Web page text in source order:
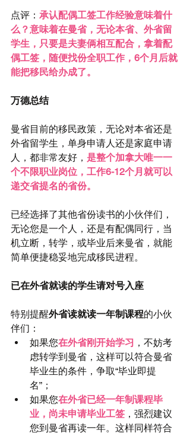
点评： 承认配偶工签工作经验意味着什
么？意味着在曼省，无论本省、外省留
学生，只要是夫妻俩相互配合，拿着配
偶工签，随便找份全职工作，6个月后就
能把移民给办成了。
万德总结
曼省目前的移民政策，无论对本省还是
外省留学生，单身申请人还是家庭申请
人，都非常友好， 是整个加拿大唯一一
个不限职业岗位，工作6-12个月就可以
递交省提名的省份。
已经选择了其他省份读书的小伙伴们，
无论您是一个人，还是有配偶同行，当
机立断，转学，或毕业后来曼省，就能
简单便捷稳妥地完成移民进程。
已在外省就读的学生请对号入座
特别提醒外省读就读一年制课程的小伙
伴们：
如果您在外省刚开始学习 ，不妨考
虑转学到曼省，这样可以符合曼省
毕业生的条件，争取“毕业即提
名”；
如果您在外省已经一年制课程毕
业，尚未申请毕业工签 ，强烈建议
您到曼省再读一年。这样同样符合